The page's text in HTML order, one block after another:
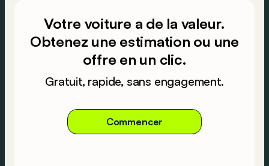
Votre voiture a de la valeur.
Obtenez une estimation ou une
offre en un clic.
Gratuit, rapide, sans engagement.
Commencer